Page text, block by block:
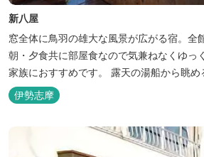
新八屋
窓全体に鳥羽の雄大な風景が広がる宿。全
朝・夕食共に部屋食なので気兼ねなくゆっ
家族におすすめです。 露天の湯船から眺め
まる朝の海は一見の価値有。夕食は旬の素
物「五右衛門蒸し」、鯛や伊勢海老の舟盛
伊勢志摩